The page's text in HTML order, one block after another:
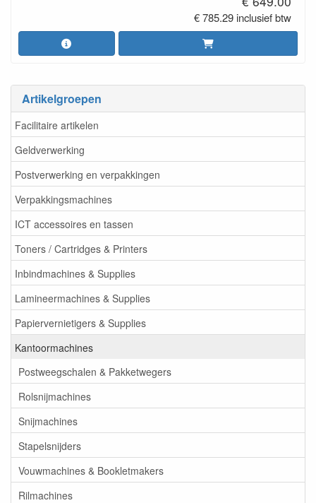
Artikelgroepen
Facilitaire artikelen
Geldverwerking
Postverwerking en verpakkingen
Verpakkingsmachines
ICT accessoires en tassen
Toners / Cartridges & Printers
Inbindmachines & Supplies
Lamineermachines & Supplies
Papiervernietigers & Supplies
Kantoormachines
Postweegschalen & Pakketwegers
Rolsnijmachines
Snijmachines
Stapelsnijders
Vouwmachines & Bookletmakers
Rilmachines
€ 785.29 inclusief btw